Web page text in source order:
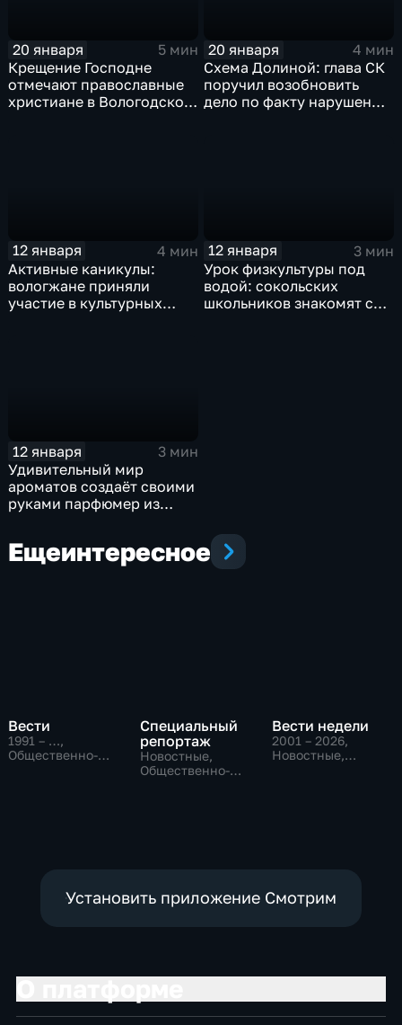
20 января
5 мин
Крещение Господне
отмечают православные
христиане в Вологодской
20 января
4 мин
Схема Долиной: глава СК
поручил возобновить
дело по факту нарушения
12 января
4 мин
Активные каникулы:
вологжане приняли
участие в культурных
12 января
3 мин
Урок физкультуры под
водой: сокольских
школьников знакомят с
12 января
3 мин
Удивительный мир
ароматов создаёт своими
руками парфюмер из
Ещеинтересное
Вести
1991 – …,
Общественно-
Специальный
репортаж
Новостные,
Общественно-
Вести недели
2001 – 2026,
Новостные,
Установить приложение Смотрим